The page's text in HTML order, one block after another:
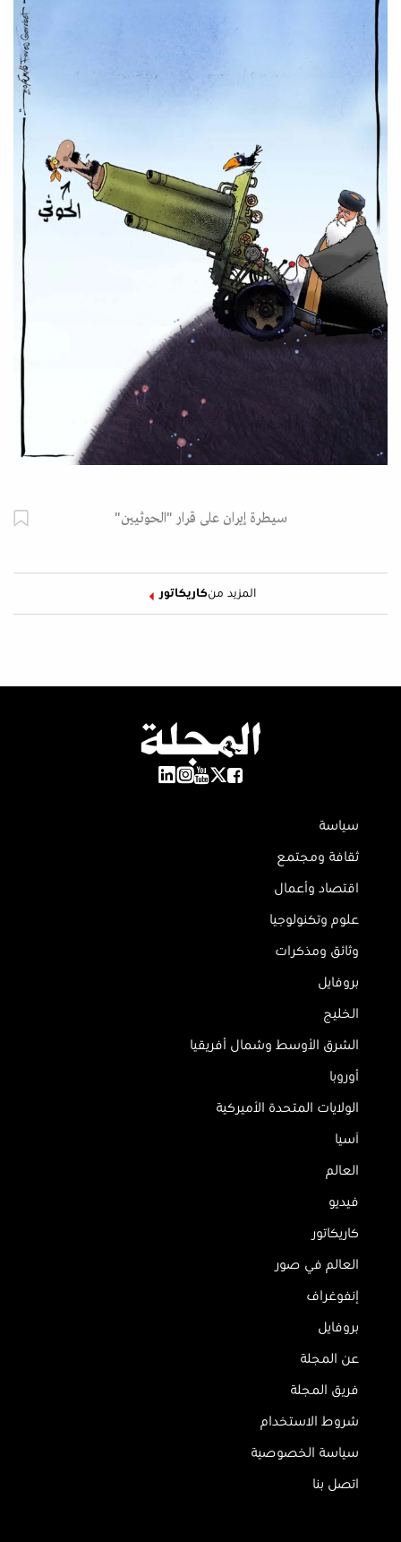
سيطرة إيران على قرار "الحوثيين"
المزيد منكاريكاتور
سياسة
ثقافة ومجتمع
اقتصاد وأعمال
علوم وتكنولوجيا
وثائق ومذكرات
بروفايل
الخليج
الشرق الأوسط وشمال أفريقيا
أوروبا
الولايات المتحدة الأميركية
آسيا
العالم
فيديو
كاريكاتور
العالم في صور
إنفوغراف
بروفايل
عن المجلة
فريق المجلة
شروط الاستخدام
سياسة الخصوصية
اتصل بنا